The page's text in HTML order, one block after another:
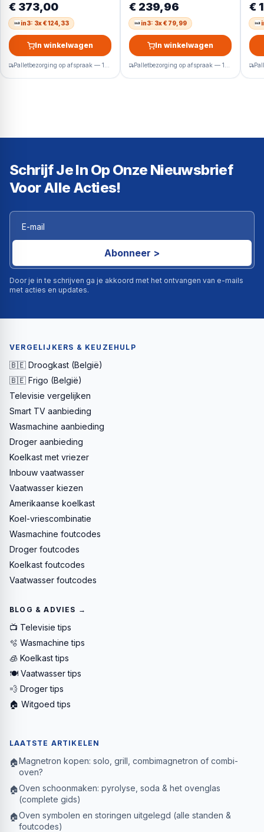
€ 373,00
in3: 3x € 124,33
In winkelwagen
energieklasse C
€ 239,96
in3: 3x € 79,99
In winkelwagen
€
Schrijf Je In Op Onze Nieuwsbrief
Voor Alle Acties!
Abonneer >
Door je in te schrijven ga je akkoord met het ontvangen van e-mails
met acties en updates.
VERGELIJKERS & KEUZEHULP
🇧🇪 Droogkast (België)
🇧🇪 Frigo (België)
Televisie vergelijken
Smart TV aanbieding
Wasmachine aanbieding
Droger aanbieding
Koelkast met vriezer
Inbouw vaatwasser
Vaatwasser kiezen
Amerikaanse koelkast
Koel-vriescombinatie
Wasmachine foutcodes
Droger foutcodes
Koelkast foutcodes
Vaatwasser foutcodes
BLOG & ADVIES →
📺 Televisie tips
🫧 Wasmachine tips
🧊 Koelkast tips
🍽️ Vaatwasser tips
💨 Droger tips
🏠 Witgoed tips
LAATSTE ARTIKELEN
🏠Magnetron kopen: solo, grill, combimagnetron of combi-
oven?
🏠Oven schoonmaken: pyrolyse, soda & het ovenglas
(complete gids)
🏠Oven symbolen en storingen uitgelegd (alle standen &
foutcodes)